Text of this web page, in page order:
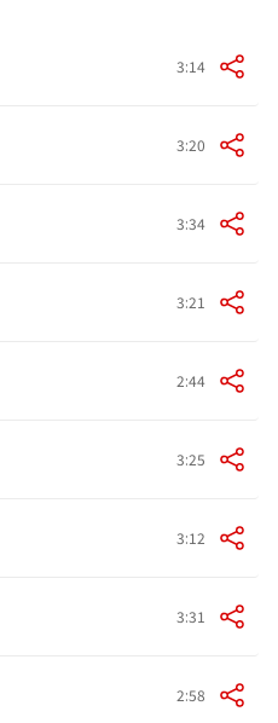
3:14
3:20
3:34
3:21
2:44
3:25
3:12
3:31
2:58